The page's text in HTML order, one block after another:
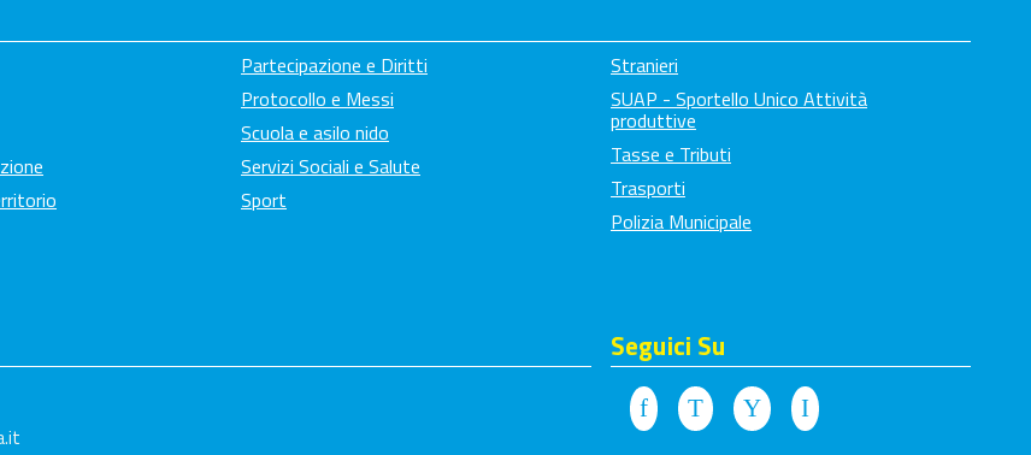
Partecipazione e Diritti
Protocollo e Messi
Scuola e asilo nido
Servizi Sociali e Salute
Sport
Stranieri
SUAP - Sportello Unico Attività
produttive
Tasse e Tributi
Trasporti
Polizia Municipale
Seguici Su
FacebookTwitter Youtube